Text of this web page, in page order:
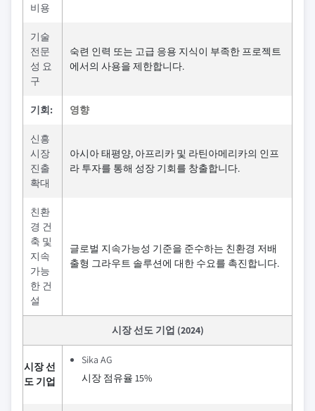
비용
기술
전문
성 요
구
숙련 인력 또는 고급 응용 지식이 부족한 프로젝트
에서의 사용을 제한합니다.
기회: 영향
신흥
시장
진출
확대
아시아 태평양, 아프리카 및 라틴아메리카의 인프
라 투자를 통해 성장 기회를 창출합니다.
친환
경 건
축 및
지속
가능
한 건
설
글로벌 지속가능성 기준을 준수하는 친환경 저배
출형 그라우트 솔루션에 대한 수요를 촉진합니다.
시장 선도 기업 (2024)
시장 선
도 기업
Sika AG
시장 점유율 15%